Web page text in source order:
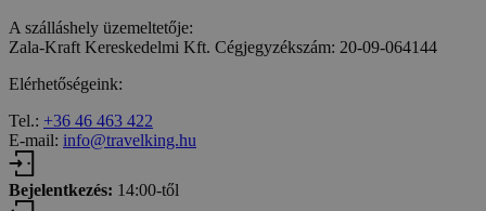
A szálláshely üzemeltetője:
Zala-Kraft Kereskedelmi Kft. Cégjegyzékszám: 20-09-064144
Elérhetőségeink:
Tel.: +36 46 463 422
E-mail: info@travelking.hu
Bejelentkezés: 14:00-től